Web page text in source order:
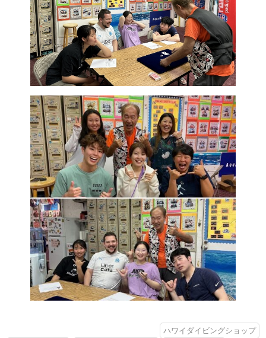
ハワイダイビングショップ